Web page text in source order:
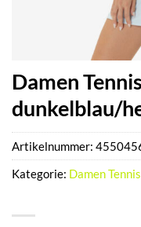
Damen
dunkelblau/
Artikelnummer:
Kategorie: Damen